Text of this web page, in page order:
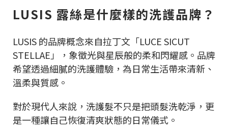
LUSIS 露絲是什麼樣的洗護品牌？
LUSIS 的品牌概念來自拉丁文「LUCE SICUT
STELLAE」，象徵光與星辰般的柔和閃耀感。品牌
希望透過細膩的洗護體驗，為日常生活帶來清新、
溫柔與質感。
對於現代人來說，洗護髮不只是把頭髮洗乾淨，更
是一種讓自己恢復清爽狀態的日常儀式。